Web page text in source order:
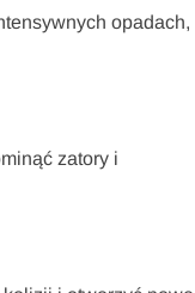
opadach,
zatory i